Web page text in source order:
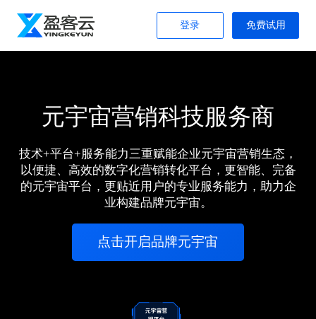
登录 免费试用
元宇宙营销科技服务商
技术+平台+服务能力三重赋能企业元宇宙营销生态，
以便捷、高效的数字化营销转化平台，更智能、完备
的元宇宙平台，更贴近用户的专业服务能力，助力企
业构建品牌元宇宙。
点击开启品牌元宇宙